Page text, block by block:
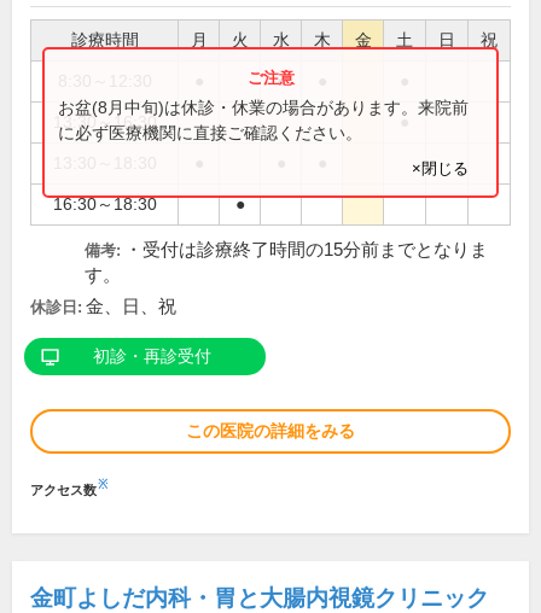
診療時間 月 火 水 木 金 土 日 祝
●
13:30～16:30 ●
16:30～18:30 ●
お盆(8月中旬)は休診・休業の場合があります。来院前
に必ず医療機関に直接ご確認ください。
×閉じる
備考:
・受付は診療終了時間の15分前までとなりま
す。
休診日: 金、日、祝
初診・再診受付
この医院の詳細をみる
アクセス数※
金町よしだ内科・胃と大腸内視鏡クリニック